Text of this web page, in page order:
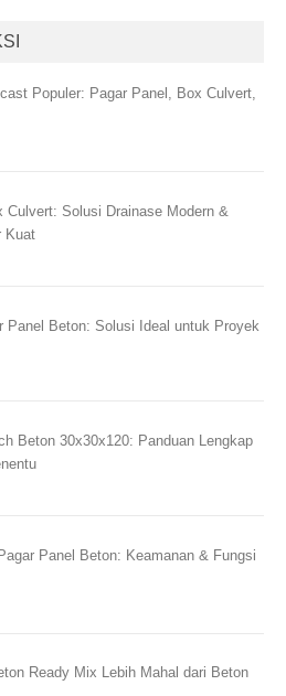
Populer: Pagar Panel, Box Culvert,
Culvert: Solusi Drainase Modern &
Kuat
Panel Beton: Solusi Ideal untuk Proyek
Beton 30x30x120: Panduan Lengkap
Panel Beton: Keamanan & Fungsi
Ready Mix Lebih Mahal dari Beton